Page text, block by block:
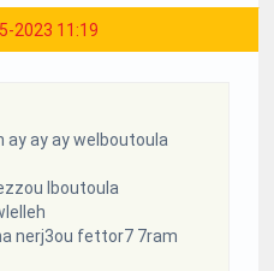
2023 11:19
ay ay ay welboutoula
lboutoula
nerj3ou fettor7 7ram